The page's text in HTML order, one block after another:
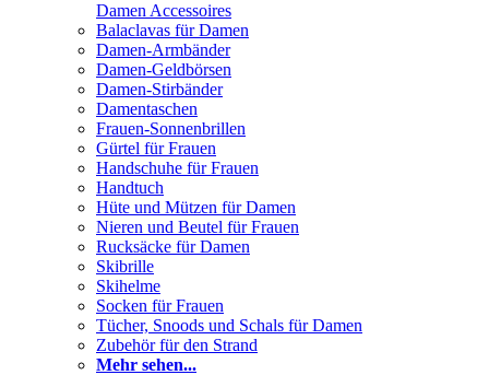
Damen Accessoires
Balaclavas für Damen
Damen-Armbänder
Damen-Geldbörsen
Damen-Stirbänder
Damentaschen
Frauen-Sonnenbrillen
Gürtel für Frauen
Handschuhe für Frauen
Handtuch
Hüte und Mützen für Damen
Nieren und Beutel für Frauen
Rucksäcke für Damen
Skibrille
Skihelme
Socken für Frauen
Tücher, Snoods und Schals für Damen
Zubehör für den Strand
Mehr sehen...